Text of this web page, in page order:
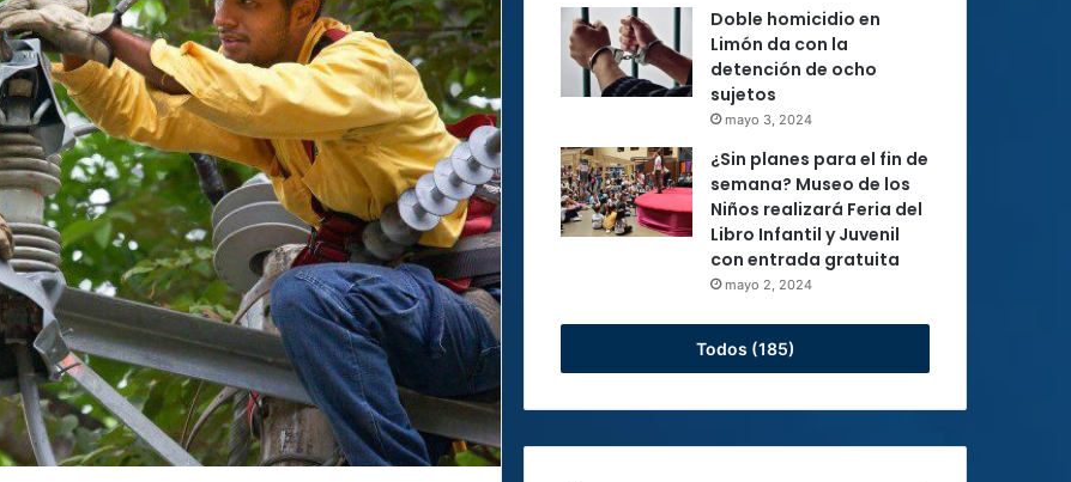
Doble homicidio en
Limón da con la
detención de ocho
sujetos
mayo 3, 2024
¿Sin planes para el fin de
semana? Museo de los
Niños realizará Feria del
Libro Infantil y Juvenil
con entrada gratuita
mayo 2, 2024
Todos (185)